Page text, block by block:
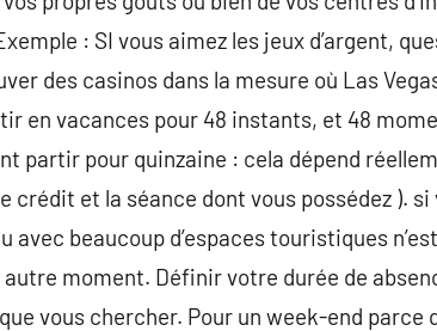
: SI vous aimez les jeux d’argent,
des casinos dans la mesure où Las
en vacances pour 48 instants, et 48
partir pour quinzaine : cela dépend
et la séance dont vous possédez ). si
beaucoup d’espaces touristiques
autre moment. Définir votre durée de
vous chercher. Pour un week-end parce